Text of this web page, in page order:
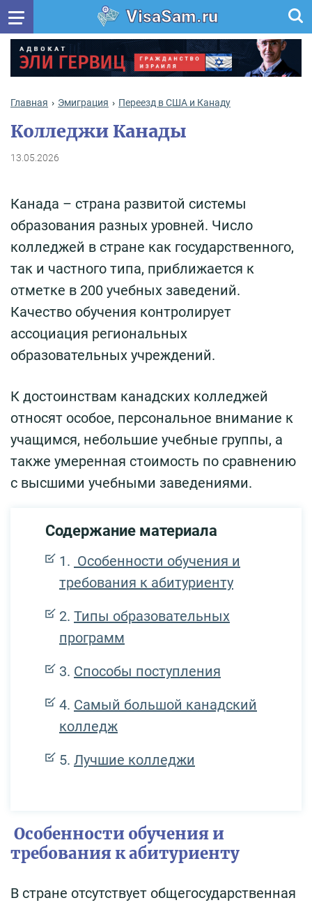
VisaSam.ru
Главная Эмиграция Переезд в США и Канаду
Колледжи Канады
13.05.2026
Канада – страна развитой системы
образования разных уровней. Число
колледжей в стране как государственного,
так и частного типа, приближается к
отметке в 200 учебных заведений.
Качество обучения контролирует
ассоциация региональных
образовательных учреждений.
К достоинствам канадских колледжей
относят особое, персональное внимание к
учащимся, небольшие учебные группы, а
также умеренная стоимость по сравнению
с высшими учебными заведениями.
Содержание материала
Особенности обучения и
требования к абитуриенту
Типы образовательных
программ
Способы поступления
Самый большой канадский
колледж
Лучшие колледжи
Особенности обучения и
требования к абитуриенту
В стране отсутствует общегосударственная